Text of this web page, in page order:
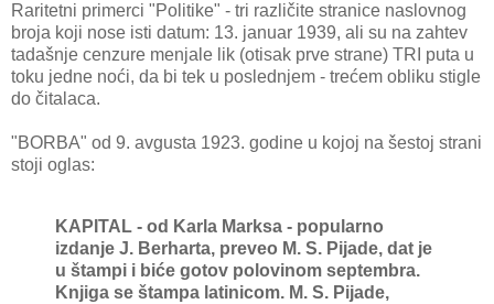
Raritetni primerci "Politike" - tri različite stranice naslovnog
broja koji nose isti datum: 13. januar 1939, ali su na zahtev
tadašnje cenzure menjale lik (otisak prve strane) TRI puta u
toku jedne noći, da bi tek u poslednjem - trećem obliku stigle
do čitalaca.
"BORBA" od 9. avgusta 1923. godine u kojoj na šestoj strani
stoji oglas:
KAPITAL - od Karla Marksa - popularno
izdanje J. Berharta, preveo M. S. Pijade, dat je
u štampi i biće gotov polovinom septembra.
Knjiga se štampa latinicom. M. S. Pijade,